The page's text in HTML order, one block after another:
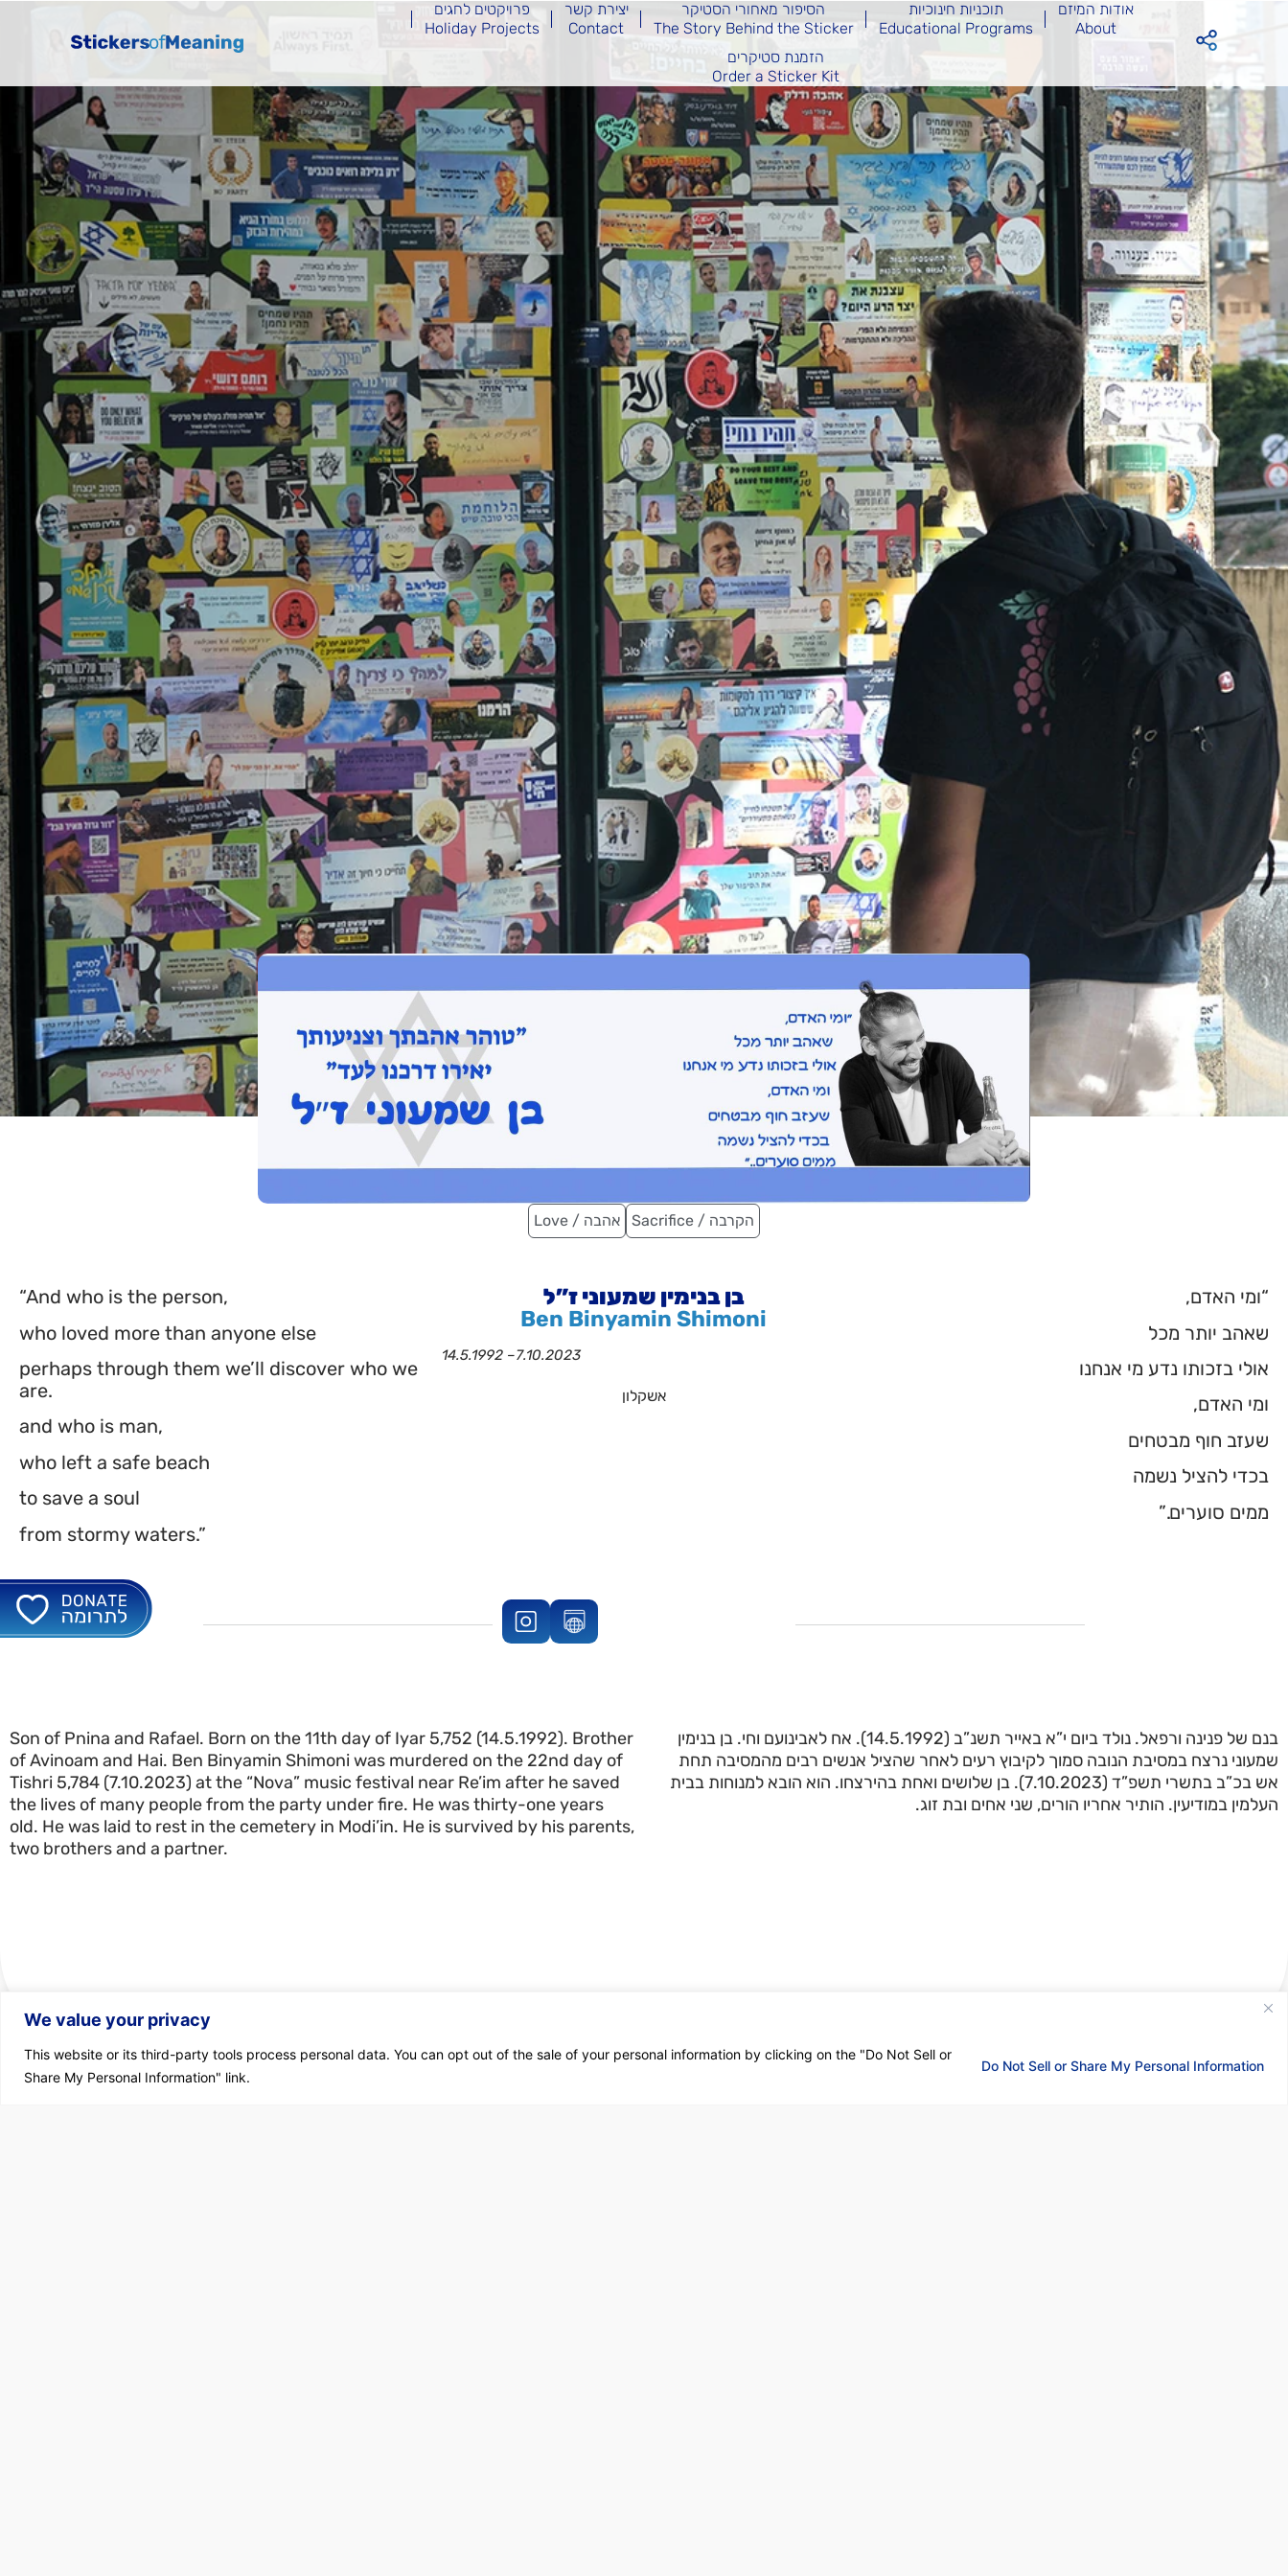
We value your privacy
This website or its third-party tools process personal data. You can opt out of the sale of your personal information by clicking on the "Do Not Sell or
Share My Personal Information" link.
Do Not Sell or Share My Personal Information
אודות המיזם
About
תוכניות חינוכיות
Educational Programs
הסיפור מאחורי הסטיקר
The Story Behind the Sticker
יצירת קשר
Contact
פרויקטים לחגים
Holiday Projects
הזמנת סטיקרים
Order a Sticker Kit
Love / אהבה Sacrifice / הקרבה
“And who is the person,
who loved more than anyone else
perhaps through them we’ll discover who we
are.
and who is man,
who left a safe beach
to save a soul
from stormy waters.”
בן בנימין שמעוני ז”ל
Ben Binyamin Shimoni
14.5.1992 –7.10.2023
אשקלון
“ומי האדם,
שאהב יותר מכל
אולי בזכותו נדע מי אנחנו
ומי האדם,
שעזב חוף מבטחים
בכדי להציל נשמה
ממים סוערים.”
Son of Pnina and Rafael. Born on the 11th day of Iyar 5,752 (14.5.1992). Brother
of Avinoam and Hai. Ben Binyamin Shimoni was murdered on the 22nd day of
Tishri 5,784 (7.10.2023) at the “Nova” music festival near Re’im after he saved
the lives of many people from the party under fire. He was thirty-one years
old. He was laid to rest in the cemetery in Modi’in. He is survived by his parents,
two brothers and a partner.
בנם של פנינה ורפאל. נולד ביום י”א באייר תשנ”ב (14.5.1992). אח לאבינועם וחי. בן בנימין
שמעוני נרצח במסיבת הנובה סמוך לקיבוץ רעים לאחר שהציל אנשים רבים מהמסיבה תחת
אש בכ”ב בתשרי תשפ”ד (7.10.2023). בן שלושים ואחת בהירצחו. הוא הובא למנוחות בבית
העלמין במודיעין. הותיר אחריו הורים, שני אחים ובת זוג.